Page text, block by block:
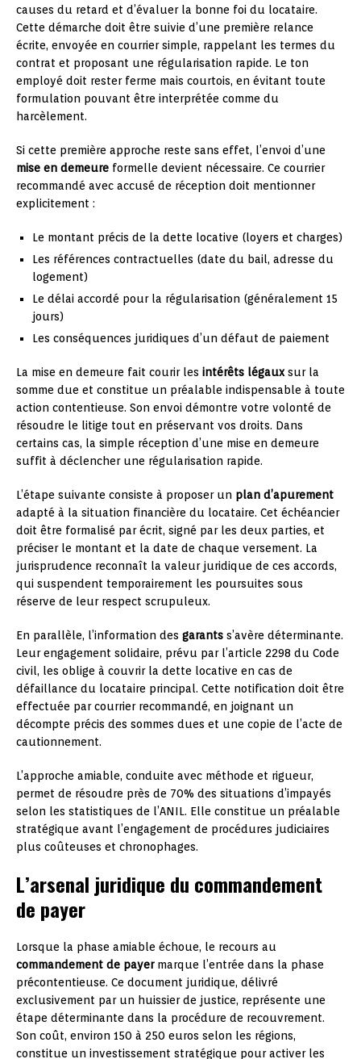
causes du retard et d’évaluer la bonne foi du locataire.
Cette démarche doit être suivie d’une première relance
écrite, envoyée en courrier simple, rappelant les termes du
contrat et proposant une régularisation rapide. Le ton
employé doit rester ferme mais courtois, en évitant toute
formulation pouvant être interprétée comme du
harcèlement.
Si cette première approche reste sans effet, l’envoi d’une
mise en demeure formelle devient nécessaire. Ce courrier
recommandé avec accusé de réception doit mentionner
explicitement :
Le montant précis de la dette locative (loyers et charges)
Les références contractuelles (date du bail, adresse du
logement)
Le délai accordé pour la régularisation (généralement 15
jours)
Les conséquences juridiques d’un défaut de paiement
La mise en demeure fait courir les intérêts légauxsur la
somme due et constitue un préalable indispensable à toute
action contentieuse. Son envoi démontre votre volonté de
résoudre le litige tout en préservant vos droits. Dans
certains cas, la simple réception d’une mise en demeure
suffit à déclencher une régularisation rapide.
L’étape suivante consiste à proposer un plan d’apurement
adapté à la situation financière du locataire. Cet échéancier
doit être formalisé par écrit, signé par les deux parties, et
préciser le montant et la date de chaque versement. La
jurisprudence reconnaît la valeur juridique de ces accords,
qui suspendent temporairement les poursuites sous
réserve de leur respect scrupuleux.
En parallèle, l’information des garants s’avère déterminante.
Leur engagement solidaire, prévu par l’article 2298 du Code
civil, les oblige à couvrir la dette locative en cas de
défaillance du locataire principal. Cette notification doit être
effectuée par courrier recommandé, en joignant un
décompte précis des sommes dues et une copie de l’acte de
cautionnement.
L’approche amiable, conduite avec méthode et rigueur,
permet de résoudre près de 70% des situations d’impayés
selon les statistiques de l’ANIL. Elle constitue un préalable
stratégique avant l’engagement de procédures judiciaires
plus coûteuses et chronophages.
L’arsenal juridique du commandement
de payer
Lorsque la phase amiable échoue, le recours au
commandement de payermarque l’entrée dans la phase
précontentieuse. Ce document juridique, délivré
exclusivement par un huissier de justice, représente une
étape déterminante dans la procédure de recouvrement.
Son coût, environ 150 à 250 euros selon les régions,
constitue un investissement stratégique pour activer les